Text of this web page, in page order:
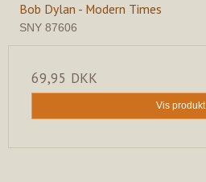
Bob Dylan - Modern Times
SNY 87606
69,95 DKK
Vis produkt